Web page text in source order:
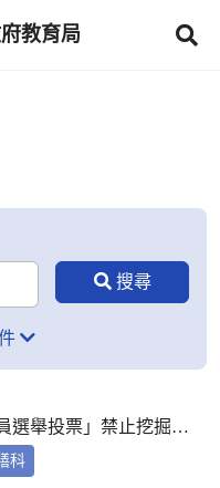
教育局
為配合辦理「115年地方公職人員選舉投票」禁止挖掘道路1案，請查照。
科